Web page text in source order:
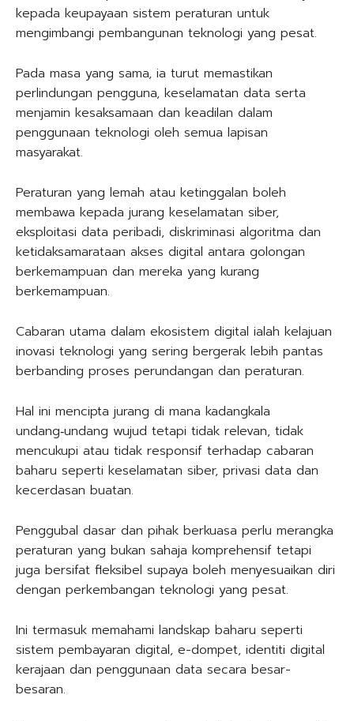
kepada keupayaan sistem peraturan untuk
mengimbangi pembangunan teknologi yang pesat.
Pada masa yang sama, ia turut memastikan
perlindungan pengguna, keselamatan data serta
menjamin kesaksamaan dan keadilan dalam
penggunaan teknologi oleh semua lapisan
masyarakat.
Peraturan yang lemah atau ketinggalan boleh
membawa kepada jurang keselamatan siber,
eksploitasi data peribadi, diskriminasi algoritma dan
ketidaksamarataan akses digital antara golongan
berkemampuan dan mereka yang kurang
berkemampuan.
Cabaran utama dalam ekosistem digital ialah kelajuan
inovasi teknologi yang sering bergerak lebih pantas
berbanding proses perundangan dan peraturan.
Hal ini mencipta jurang di mana kadangkala
undang‑undang wujud tetapi tidak relevan, tidak
mencukupi atau tidak responsif terhadap cabaran
baharu seperti keselamatan siber, privasi data dan
kecerdasan buatan.
Penggubal dasar dan pihak berkuasa perlu merangka
peraturan yang bukan sahaja komprehensif tetapi
juga bersifat fleksibel supaya boleh menyesuaikan diri
dengan perkembangan teknologi yang pesat.
Ini termasuk memahami landskap baharu seperti
sistem pembayaran digital, e-dompet, identiti digital
kerajaan dan penggunaan data secara besar-
besaran.